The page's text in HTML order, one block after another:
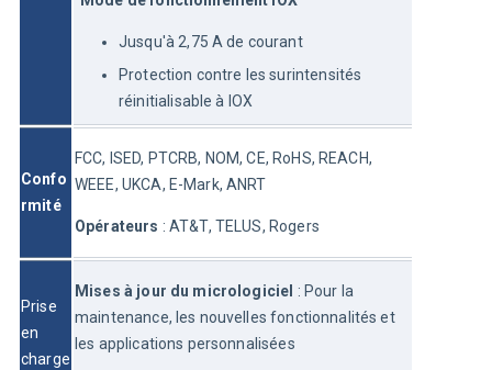
Jusqu'à 2,75 A de courant
Protection contre les surintensités
réinitialisable à IOX
Confo
rmité
FCC, ISED, PTCRB, NOM, CE, RoHS, REACH,
WEEE, UKCA, E-Mark, ANRT
Opérateurs : AT&T, TELUS, Rogers
Prise
en
charge
Mises à jour du micrologiciel : Pour la
maintenance, les nouvelles fonctionnalités et
les applications personnalisées